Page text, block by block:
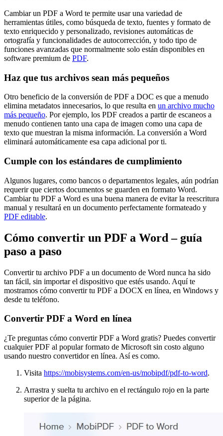
Cambiar un PDF a Word te permite usar una variedad de
herramientas útiles, como búsqueda de texto, fuentes y formato de
texto enriquecido y personalizado, revisiones automáticas de
ortografía y funcionalidades de autocorrección, y todo tipo de
funciones avanzadas que normalmente solo están disponibles en
software premium de PDF.
Haz que tus archivos sean más pequeños
Otro beneficio de la conversión de PDF a DOC es que a menudo
elimina metadatos innecesarios, lo que resulta en un archivo mucho
más pequeño. Por ejemplo, los PDF creados a partir de escaneos a
menudo contienen tanto una capa de imagen como una capa de
texto que muestran la misma información. La conversión a Word
eliminará automáticamente esa capa adicional por ti.
Cumple con los estándares de cumplimiento
Algunos lugares, como bancos o departamentos legales, aún podrían
requerir que ciertos documentos se guarden en formato Word.
Cambiar tu PDF a Word es una buena manera de evitar la reescritura
manual y resultará en un documento perfectamente formateado y
PDF editable.
Cómo convertir un PDF a Word – guía
paso a paso
Convertir tu archivo PDF a un documento de Word nunca ha sido
tan fácil, sin importar el dispositivo que estés usando. Aquí te
mostramos cómo convertir tu PDF a DOCX en línea, en Windows y
desde tu teléfono.
Convertir PDF a Word en línea
¿Te preguntas cómo convertir PDF a Word gratis? Puedes convertir
cualquier PDF al popular formato de Microsoft sin costo alguno
usando nuestro convertidor en línea. Así es como.
Visita https://mobisystems.com/en-us/mobipdf/pdf-to-word.
Arrastra y suelta tu archivo en el rectángulo rojo en la parte
superior de la página.